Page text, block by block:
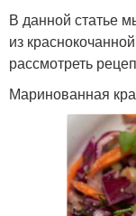
В данной статье
из
рассмотреть
Маринованная